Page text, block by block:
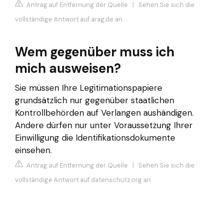
Antrag auf Entfernung der Quelle | Sehen Sie sich die
vollständige Antwort auf arag.de an
Wem gegenüber muss ich
mich ausweisen?
Sie müssen Ihre Legitimationspapiere
grundsätzlich nur gegenüber staatlichen
Kontrollbehörden auf Verlangen aushändigen.
Andere dürfen nur unter Voraussetzung Ihrer
Einwilligung die Identifikationsdokumente
einsehen.
Antrag auf Entfernung der Quelle | Sehen Sie sich die
vollständige Antwort auf datenschutz.org an